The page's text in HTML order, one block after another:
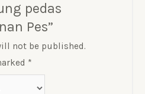
pedas
Pes”
not be published.
*